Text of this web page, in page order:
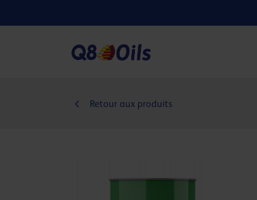
Retour aux produits